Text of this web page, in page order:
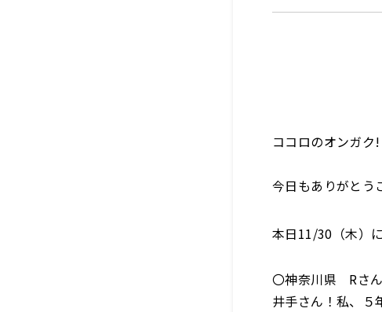
ココロのオンガク!
今日もありがとう
本日11/30（木）
〇神奈川県 Rさん
井手さん！私、